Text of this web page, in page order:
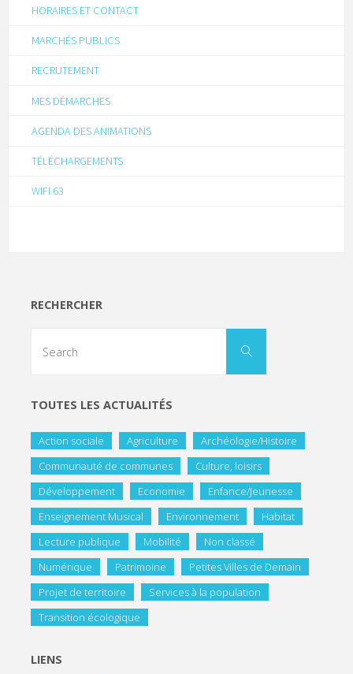
HORAIRES ET CONTACT
MARCHÉS PUBLICS
RECRUTEMENT
MES DÉMARCHES
AGENDA DES ANIMATIONS
TÉLÉCHARGEMENTS
WIFI 63
RECHERCHER
TOUTES LES ACTUALITÉS
Action sociale Agriculture
Archéologie/Histoire
Communauté de communes
Culture, loisirs
Développement
Economie
Enfance/Jeunesse
Enseignement Musical
Environnement
Habitat
Lecture publique
Mobilité
Non classé
Numérique
Patrimoine
Petites Villes de Demain
Projet de territoire
Services à la population
Transition écologique
LIENS